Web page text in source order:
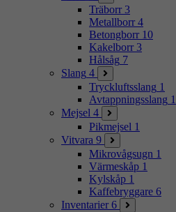
Träborr 3
Metallborr 4
Betongborr 10
Kakelborr 3
Hålsåg 7
Slang 4
Tryckluftsslang 1
Avtappningsslang 1
Mejsel 4
Pikmejsel 1
Vitvara 9
Mikrovågsugn 1
Värmeskåp 1
Kylskåp 1
Kaffebryggare 6
Inventarier 6